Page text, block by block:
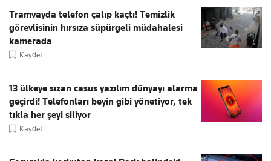
Tramvayda telefon çalıp kaçtı! Temizlik
görevlisinin hırsıza süpürgeli müdahalesi
kamerada
Kaydet
13 ülkeye sızan casus yazılım dünyayı alarma
geçirdi! Telefonları beyin gibi yönetiyor, tek
tıkla her şeyi siliyor
Kaydet